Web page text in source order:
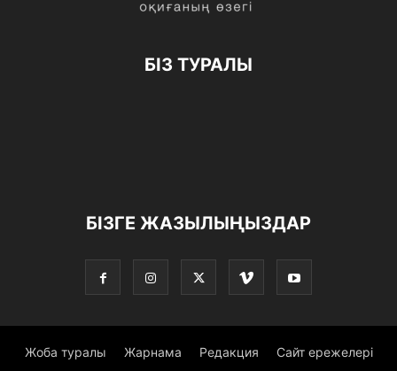
БІЗ ТУРАЛЫ
БІЗГЕ ЖАЗЫЛЫҢЫЗДАР
Жоба туралы Жарнама Редакция Сайт ережелері